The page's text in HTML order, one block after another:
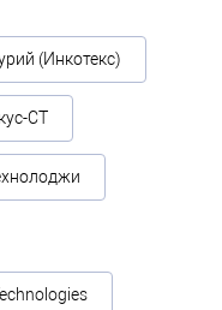
(Инкотекс)
СТ